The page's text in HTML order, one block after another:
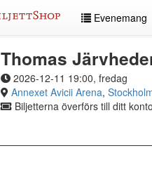
Evenemang
Thomas
2026-12-11 19:00, fredag
Annexet Avicii Arena,
Biljetterna överförs till ditt